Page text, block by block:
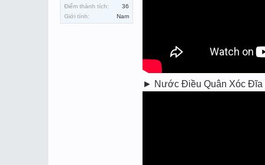
Điểm thành tích:
36
Giới tính:
Nam
► Nước Điều Quân Xóc Đĩa